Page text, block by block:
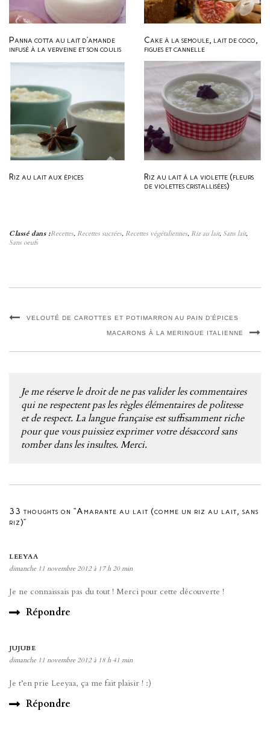
Panna cotta au lait d’amande
infusé à la verveine et son coulis
Cake à la semoule, lait de coco,
figues et cannelle
Riz au lait aux épices
Riz au lait à la violette (fleurs
de violettes cristallisées)
Classé dans :Recettes, Recettes sucrées, Recettes végétaliennes, Riz au lait, Sans lait,
Sans oeufs
VELOUTÉ DE CAROTTES ET POTIMARRON AU PAIN D’ÉPICES
MACARONS À LA MERINGUE ITALIENNE
Je me réserve le droit de ne pas valider les commentaires
qui ne respectent pas les règles élémentaires de politesse
et de respect. La langue française est suffisamment riche
pour que vous puissiez exprimer votre désaccord sans
tomber dans les insultes. Merci.
33 thoughts on “Amarante au lait (comme un riz au lait, sans
riz)”
LEEYAA
dimanche 11 novembre 2012 à 17 h 20 min
Je ne connaissais pas du tout ! Merci pour cette découverte !
Répondre
JUJUBE
dimanche 11 novembre 2012 à 18 h 41 min
Je t’en prie Leeyaa, ça me fait plaisir ! :)
Répondre